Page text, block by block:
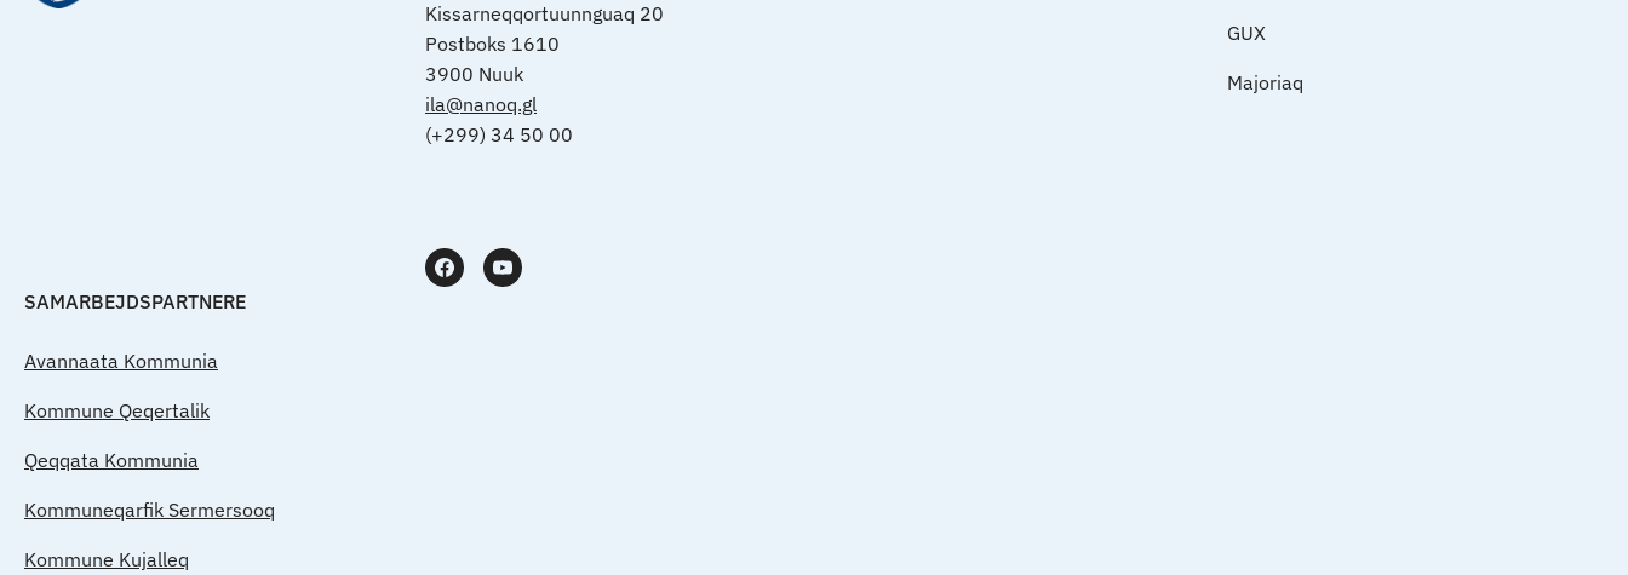
Kissarneqqortuunnguaq 20
Postboks 1610
3900 Nuuk
ila@nanoq.gl
(+299) 34 50 00
GUX
Majoriaq
SAMARBEJDSPARTNERE
Avannaata Kommunia
Kommune Qeqertalik
Qeqqata Kommunia
Kommuneqarfik Sermersooq
Kommune Kujalleq